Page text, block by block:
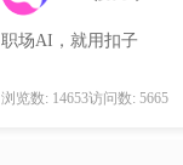
职场AI，就用扣子
浏览数: 14653访问数: 5665